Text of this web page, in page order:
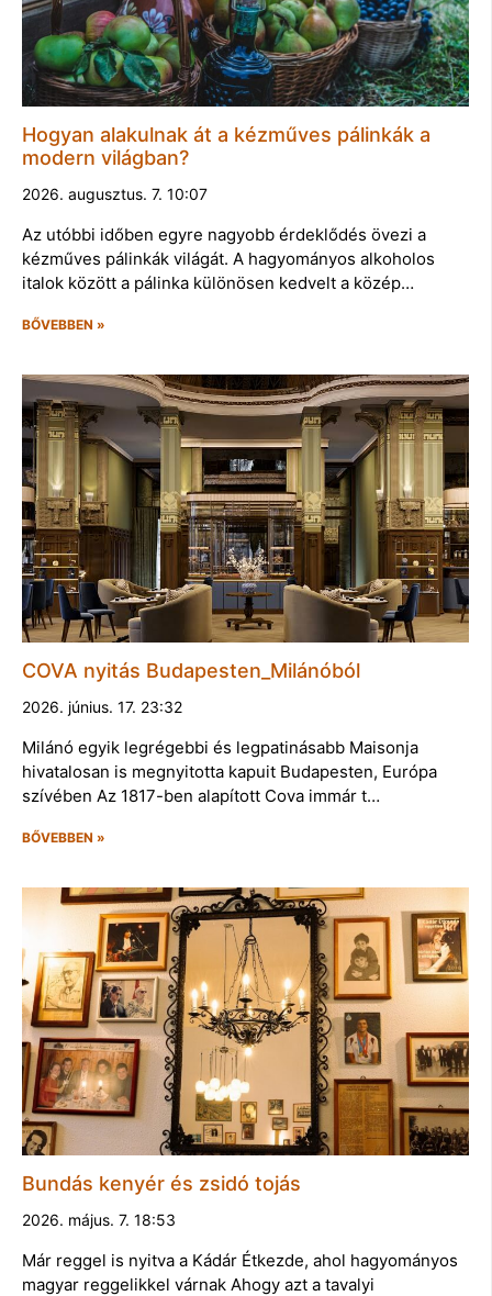
Hogyan alakulnak át a kézműves pálinkák a
modern világban?
2026. augusztus. 7. 10:07
Az utóbbi időben egyre nagyobb érdeklődés övezi a
kézműves pálinkák világát. A hagyományos alkoholos
italok között a pálinka különösen kedvelt a közép…
BŐVEBBEN »
COVA nyitás Budapesten_Milánóból
2026. június. 17. 23:32
Milánó egyik legrégebbi és legpatinásabb Maisonja
hivatalosan is megnyitotta kapuit Budapesten, Európa
szívében Az 1817-ben alapított Cova immár t…
BŐVEBBEN »
Bundás kenyér és zsidó tojás
2026. május. 7. 18:53
Már reggel is nyitva a Kádár Étkezde, ahol hagyományos
magyar reggelikkel várnak Ahogy azt a tavalyi